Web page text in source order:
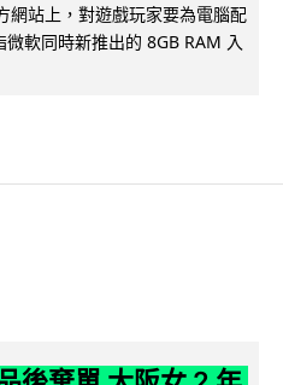
站上，對遊戲玩家要為電腦配
軟同時新推出的 8GB RAM 入